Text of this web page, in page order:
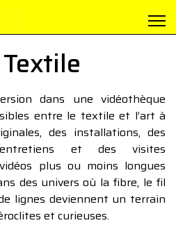
dans une vidéothèque
entre le textile et l’art à
des installations, des
et des visites
plus ou moins longues
des univers où la fibre, le fil
lignes deviennent un terrain
et curieuses.